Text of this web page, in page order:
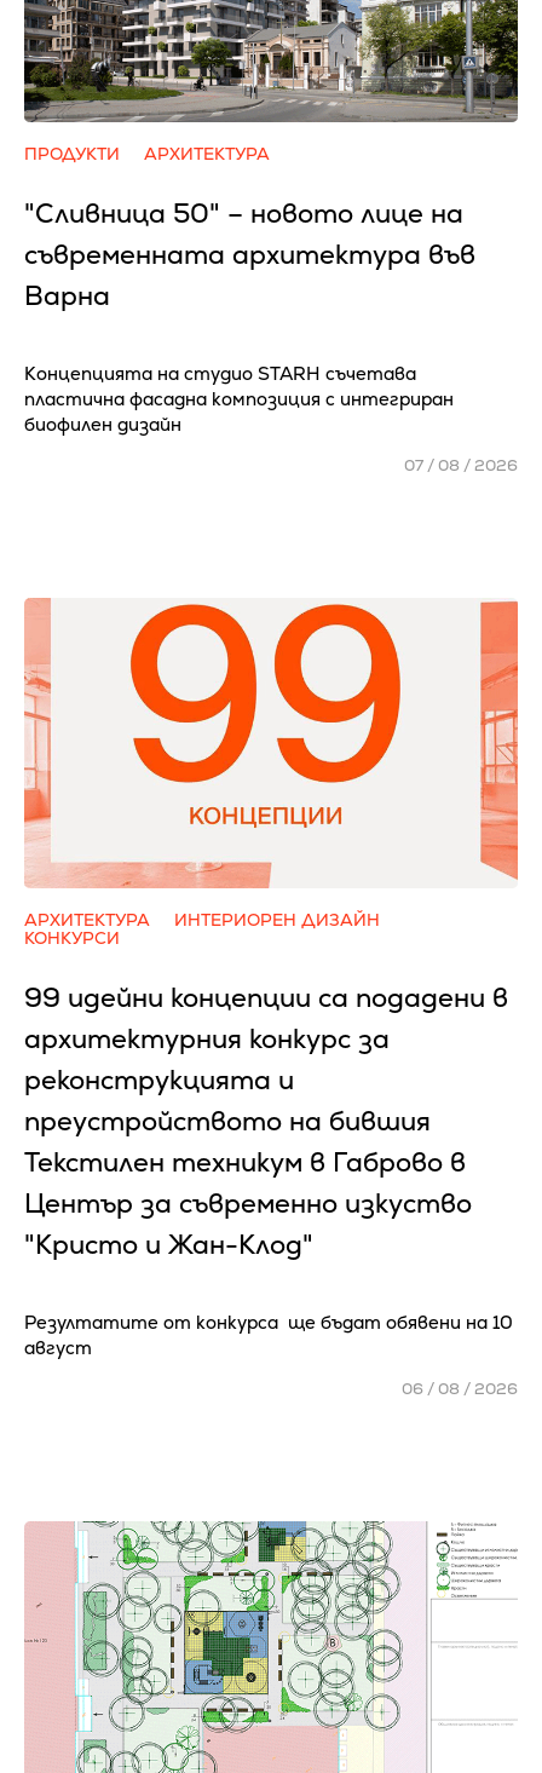
ПРОДУКТИ АРХИТЕКТУРА
"Сливница 50" – новото лице на
съвременната архитектура във
Варна
Концепцията на студио STARH съчетава
пластична фасадна композиция с интегриран
биофилен дизайн
07 / 08 / 2026
АРХИТЕКТУРА
ИНТЕРИОРЕН ДИЗАЙН
КОНКУРСИ
99 идейни концепции са подадени в
архитектурния конкурс за
реконструкцията и
преустройството на бившия
Текстилен техникум в Габрово в
Център за съвременно изкуство
"Кристо и Жан-Клод"
Резултатите от конкурса ще бъдат обявени на 10
август
06 / 08 / 2026